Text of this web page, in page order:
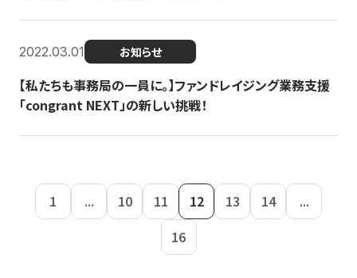
2022.03.01 お知らせ
【私たちも事務局の一員に。】ファンドレイジング業務支援
「congrant NEXT」の新しい挑戦！
1 ... 10 11 12 13 14
...
16